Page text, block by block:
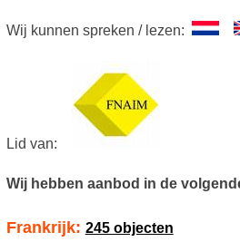
Wij kunnen spreken / lezen:
Lid van:
Wij hebben aanbod in de
Frankrijk: 245 objecten